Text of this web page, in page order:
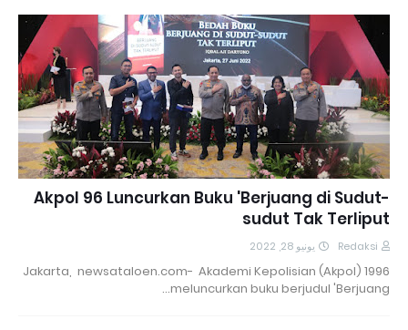
Akpol 96 Luncurkan Buku 'Berjuang di Sudut-
sudut Tak Terliput
Redaksi يونيو 28, 2022
Jakarta, newsataloen.com- Akademi Kepolisian (Akpol) 1996
meluncurkan buku berjudul 'Berjuang…